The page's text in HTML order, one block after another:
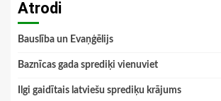
Atrodi
Bauslība un Evaņģēlijs
Baznīcas gada sprediķi vienuviet
Ilgi gaidītais latviešu sprediķu krājums